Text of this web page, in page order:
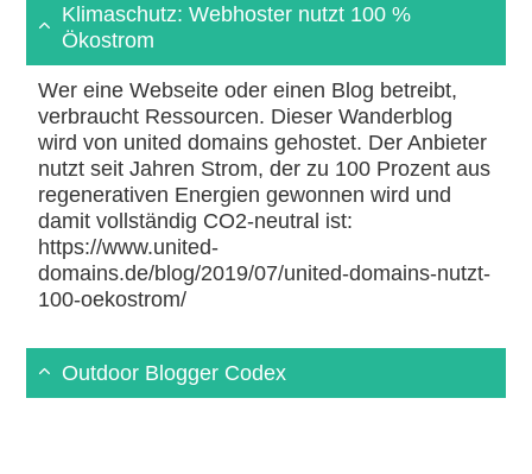
Klimaschutz: Webhoster nutzt 100 %
Ökostrom
Wer eine Webseite oder einen Blog betreibt,
verbraucht Ressourcen. Dieser Wanderblog
wird von united domains gehostet. Der Anbieter
nutzt seit Jahren Strom, der zu 100 Prozent aus
regenerativen Energien gewonnen wird und
damit vollständig CO2-neutral ist:
https://www.united-
domains.de/blog/2019/07/united-domains-nutzt-
100-oekostrom/
Outdoor Blogger Codex